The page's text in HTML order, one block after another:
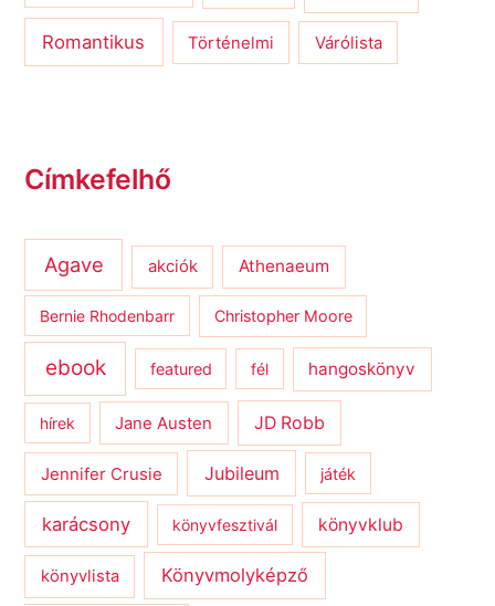
Romantikus Történelmi Várólista
Címkefelhő
Agave akciók Athenaeum
Bernie Rhodenbarr Christopher Moore
ebook featured fél hangoskönyv
hírek Jane Austen JD Robb
Jennifer Crusie Jubileum játék
karácsony könyvfesztivál könyvklub
könyvlista Könyvmolyképző